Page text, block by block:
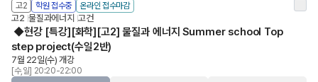
고2 학원 접수중 온라인 접수마감
고2 물질과에너지 고건
◆현강 [특강][화학][고2] 물질과 에너지 Summer school Top
step project(수일2반)
7월 22일(수) 개강
[수,일] 20:20-22:00